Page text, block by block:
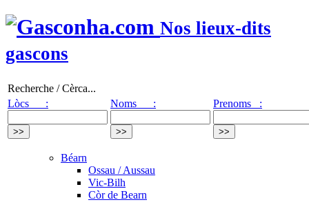
Nos lieux-dits
gascons
Recherche / Cèrca...
Lòcs :
Noms : Prenoms :
Béarn
Ossau / Aussau
Vic-Bilh
Còr de Bearn